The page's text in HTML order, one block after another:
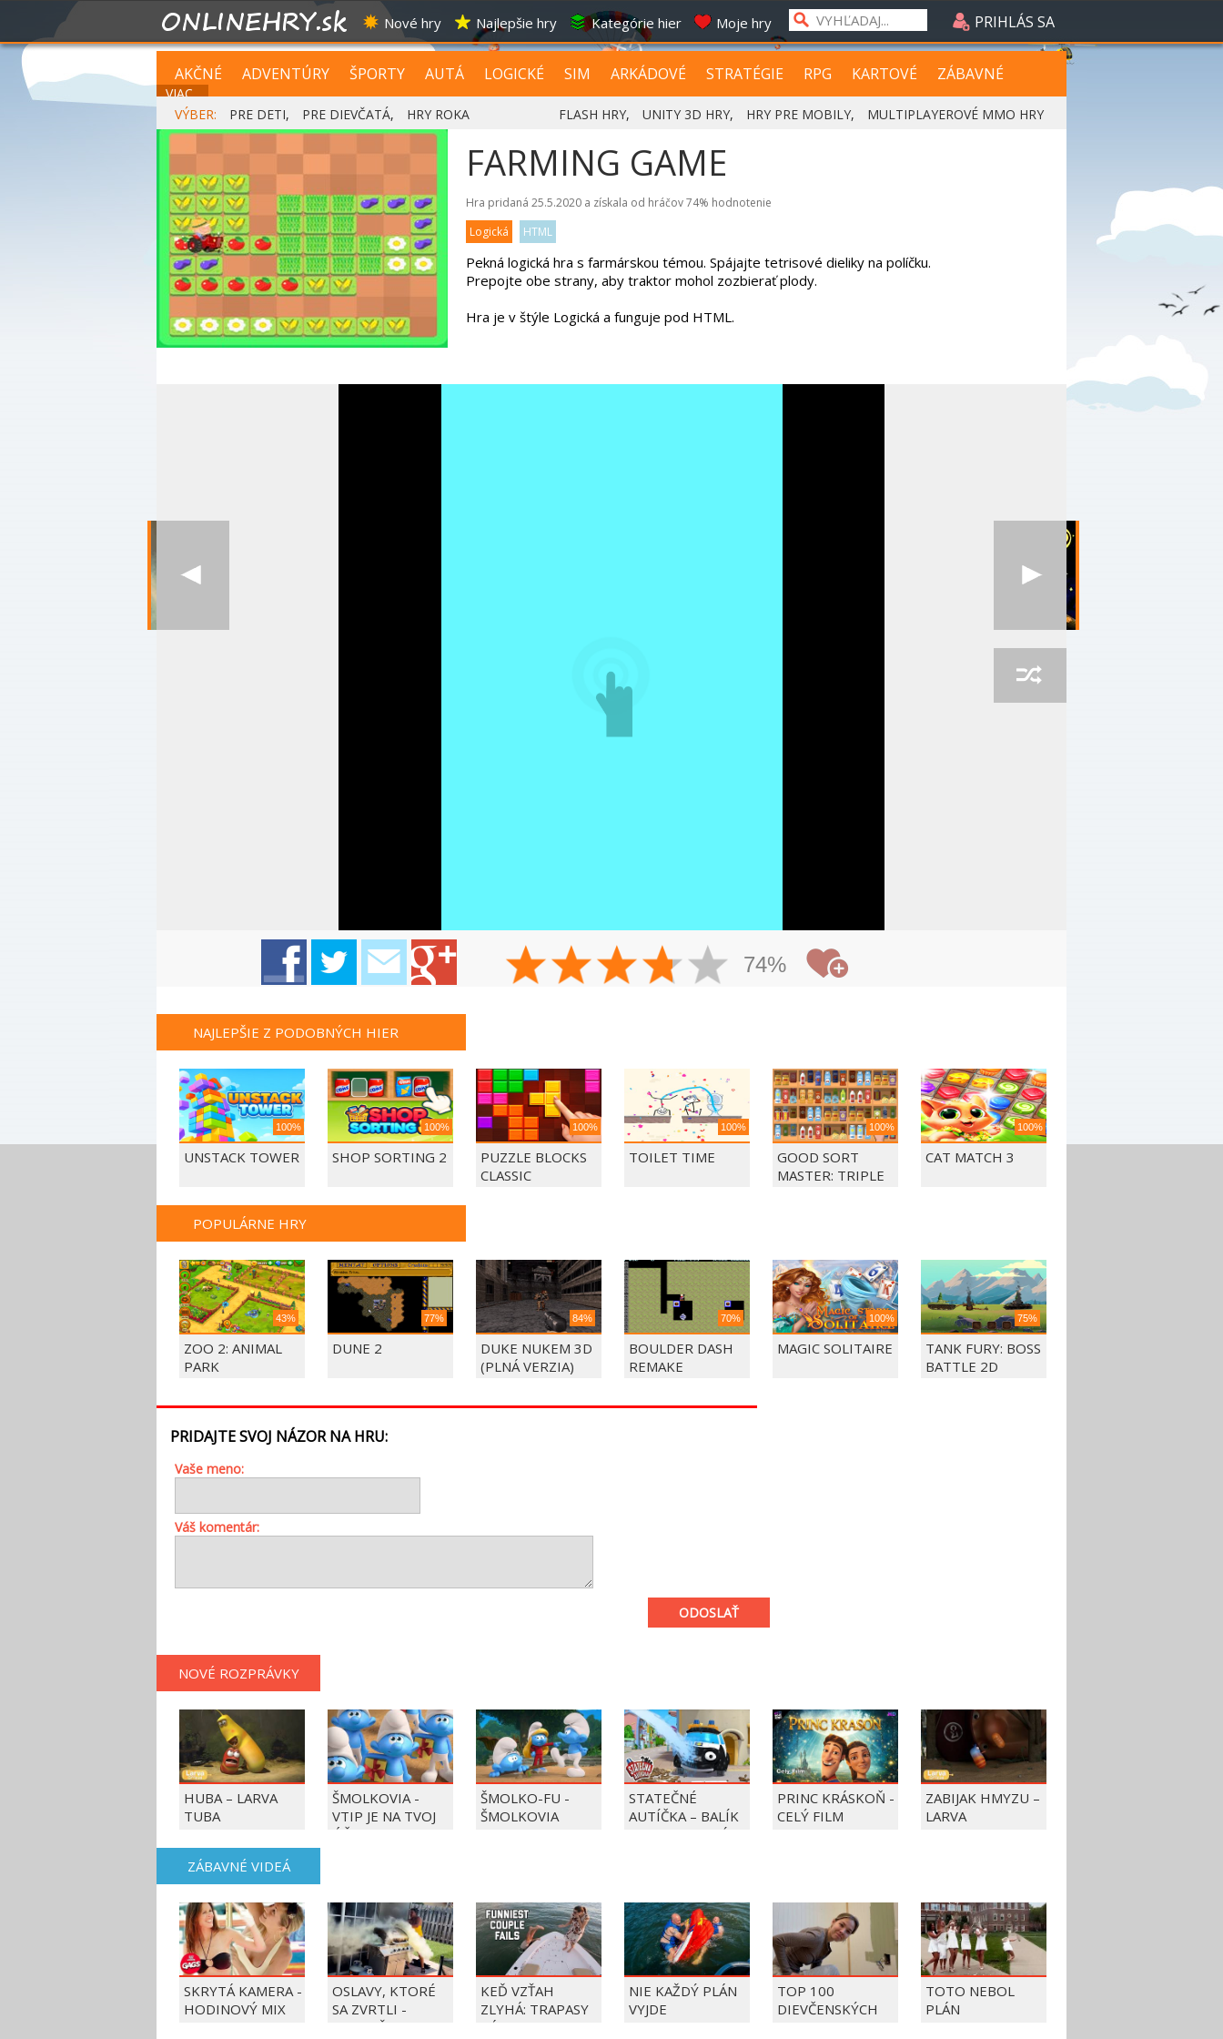
Nové hry Najlepšie hry Kategórie hier Moje hry PRIHLÁS SA
AKČNÉ ADVENTÚRY ŠPORTY AUTÁ LOGICKÉ SIM ARKÁDOVÉ STRATÉGIE RPG KARTOVÉ ZÁBAVNÉ
VIAC...
VÝBER:
PRE DETI, PRE DIEVČATÁ, HRY ROKA FLASH HRY, UNITY 3D HRY, HRY PRE MOBILY, MULTIPLAYEROVÉ MMO HRY
FARMING GAME
Hra pridaná 25.5.2020 a získala od hráčov74% hodnotenie
Logická
HTML
Pekná logická hra s farmárskou témou. Spájajte tetrisové dieliky na políčku.
Prepojte obe strany, aby traktor mohol zozbierať plody.
Hra je v štýle Logická a funguje pod HTML.
74%
NAJLEPŠIE Z PODOBNÝCH HIER
100%
UNSTACK TOWER
100%
SHOP SORTING 2
100%
PUZZLE BLOCKS
CLASSIC
100%
TOILET TIME
100%
GOOD SORT
MASTER: TRIPLE
100%
CAT MATCH 3
POPULÁRNE HRY
43%
ZOO 2: ANIMAL
PARK
77%
DUNE 2
84%
DUKE NUKEM 3D
(PLNÁ VERZIA)
70%
BOULDER DASH
REMAKE
100%
MAGIC SOLITAIRE
75%
TANK FURY: BOSS
BATTLE 2D
PRIDAJTE SVOJ NÁZOR NA HRU:
Vaše meno:
Váš komentár:
ODOSLAŤ
NOVÉ ROZPRÁVKY
HUBA – LARVA
TUBA
ŠMOLKOVIA -
VTIP JE NA TVOJ
ÚČET
ŠMOLKO-FU -
ŠMOLKOVIA
STATEČNÉ
AUTÍČKA – BALÍK
PIERRE PRECLÍK
PRINC KRÁSKOŇ -
CELÝ FILM
ZABIJAK HMYZU –
LARVA
ZÁBAVNÉ VIDEÁ
SKRYTÁ KAMERA -
HODINOVÝ MIX
OSLAVY, KTORÉ
SA ZVRTLI -
NAJLEPŠIE
KEĎ VZŤAH
ZLYHÁ: TRAPASY
PÁROV
NIE KAŽDÝ PLÁN
VYJDE
TOP 100
DIEVČENSKÝCH
TOTO NEBOL
PLÁN